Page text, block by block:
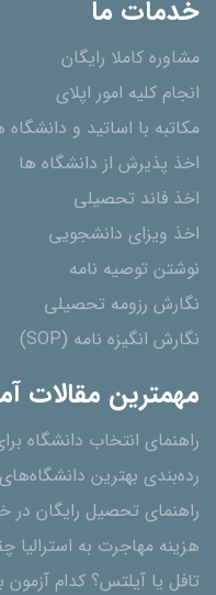
خدمات ما
مشاوره کاملا رایگان
انجام کلیه امور اپلای
مکاتبه با اساتید و دانشگاه
اخذ پذیرش از دانشگاه ھا
اخذ فاند تحصیلی
اخذ ویزای دانشجویی
نوشتن توصیه نامه
نگارش رزومه تحصیلی
نگارش انگیزه نامه (SOP)
مهمترین مقالات
راهنمای انتخاب دانشگاه
رده‌بندی بهترین
راهنمای تحصیل رایگان در
هزینه مهاجرت به استرالیا
تافل یا آیلتس؟ کدام